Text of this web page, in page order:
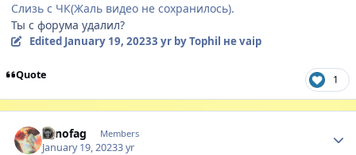
Слизь с ЧК(Жаль видео не сохранилось).
Ты с форума удалил?
Edited January 19, 20233 yrby Tophil не vaip
Quote 1
Lenofag Members
January 19, 20233 yr